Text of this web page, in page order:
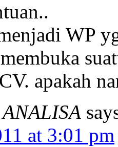
WP
apakah
at 3:01 pm